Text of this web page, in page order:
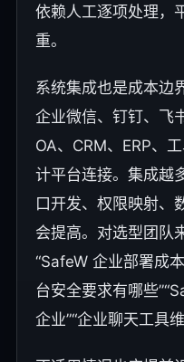
依赖人工逐项处理，
重。
系统集成也是成本边
企业微信、钉钉、飞
OA、CRM、ERP、
计平台连接。集成越
口开发、权限映射、
会提高。对选型团队
“SafeW 企业部署成
台安全要求有哪些
企业”“企业聊天工具